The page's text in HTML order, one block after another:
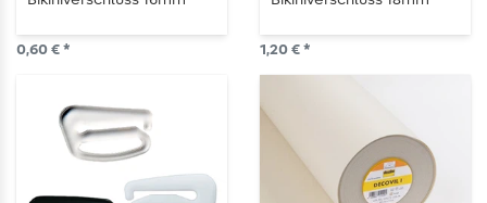
0,60 € * 1,20 € *